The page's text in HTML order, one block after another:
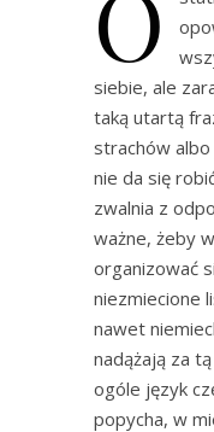
siebie, ale
taką utartą
strachów albo
nie da się
zwalnia z
ważne, żeby
organizować
niezmiecione
nawet
nadążają za
ogóle język
popycha, w